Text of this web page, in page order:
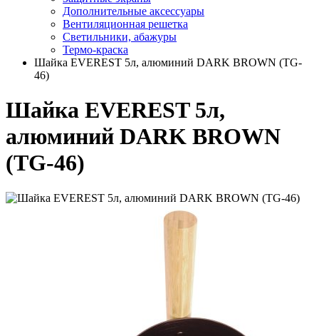
Дополнительные аксессуары
Вентиляционная решетка
Светильники, абажуры
Термо-краска
Шайка EVEREST 5л, алюминий DARK BROWN (TG-
46)
Шайка EVEREST 5л,
алюминий DARK BROWN
(TG-46)